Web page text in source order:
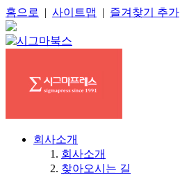
홈으로 | 사이트맵 | 즐겨찾기 추가
회사소개
회사소개
찾아오시는 길